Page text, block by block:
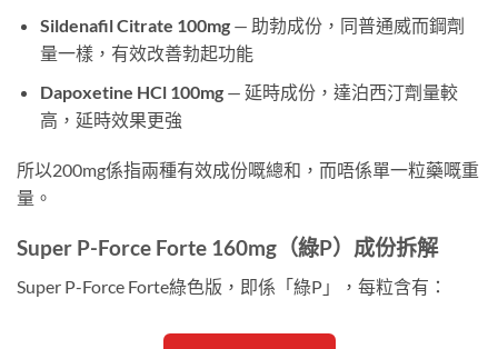
Sildenafil Citrate 100mg— 助勃成份，同普通威而鋼劑
量一樣，有效改善勃起功能
Dapoxetine HCl 100mg— 延時成份，達泊西汀劑量較
高，延時效果更強
所以200mg係指兩種有效成份嘅總和，而唔係單一粒藥嘅重
量。
Super P-Force Forte 160mg（綠P）成份拆解
Super P-Force Forte綠色版，即係「綠P」，每粒含有：